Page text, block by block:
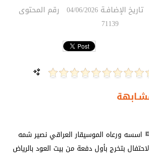
تاريخ الإضافـة04/06/2026 رقم المحتوى
71139
اسسه ورعاه الموسيقار العراقي نصير شمه
بتخرج بأول دفعة من بيت العود بالرياض